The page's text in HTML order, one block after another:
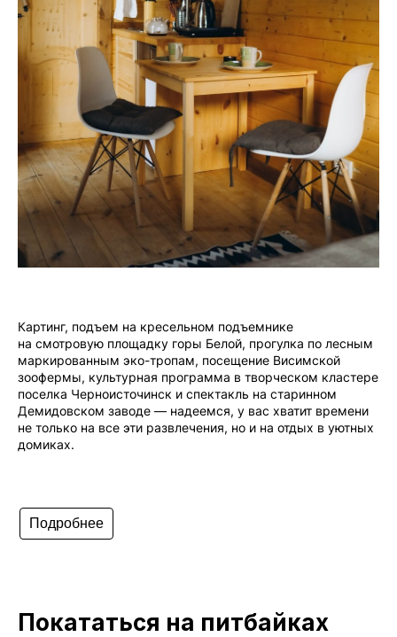
Картинг, подъем на кресельном подъемнике
на смотровую площадку горы Белой, прогулка по лесным
маркированным эко-тропам, посещение Висимской
зоофермы, культурная программа в творческом кластере
поселка Черноисточинск и спектакль на старинном
Демидовском заводе — надеемся, у вас хватит времени
не только на все эти развлечения, но и на отдых в уютных
домиках.
Подробнее
Покататься на питбайках